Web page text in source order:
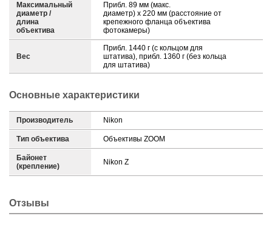
Максимальный
диаметр /
длина
объектива
Прибл. 89 мм (макс.
диаметр) x 220 мм (расстояние от
крепежного фланца объектива
фотокамеры)
Вес
Прибл. 1440 г (с кольцом для
штатива), прибл. 1360 г (без кольца
для штатива)
Основные характеристики
Производитель Nikon
Тип объектива Объективы ZOOM
Байонет
(крепление)
Nikon Z
Отзывы